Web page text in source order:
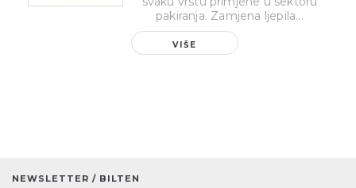
pakiranja. Zamjena ljepila...
VIŠE
NEWSLETTER / BILTEN